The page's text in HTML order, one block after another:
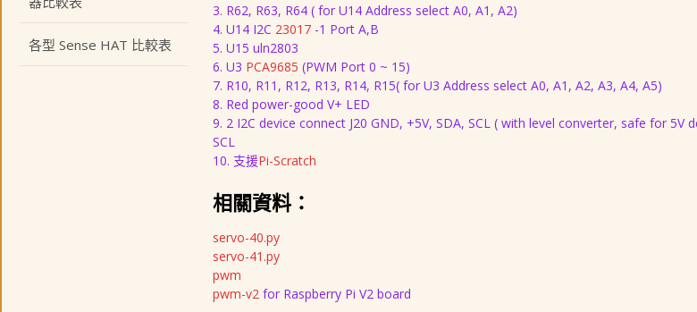
各型 Sense HAT 比較表
3. R62, R63, R64 ( for U14 Address select A0, A1, A2)
4. U14 I2C 23017-1 Port A,B
5. U15 uln2803
6. U3 PCA9685 (PWM Port 0 ~ 15)
7. R10, R11, R12, R13, R14, R15( for U3 Address select A0, A1, A2, A3, A4, A5)
8. Red power-good V+ LED
9. 2 I2C device connect J20 GND, +5V, SDA, SCL ( with level converter, safe for 5V
SCL
10. 支援Pi-Scratch
相關資料：
servo-40.py
servo-41.py
pwm
pwm-v2for Raspberry Pi V2 board